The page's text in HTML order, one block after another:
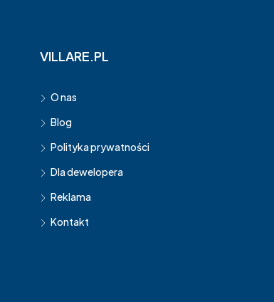
VILLARE.PL
O nas
Blog
Polityka prywatności
Dla dewelopera
Reklama
Kontakt